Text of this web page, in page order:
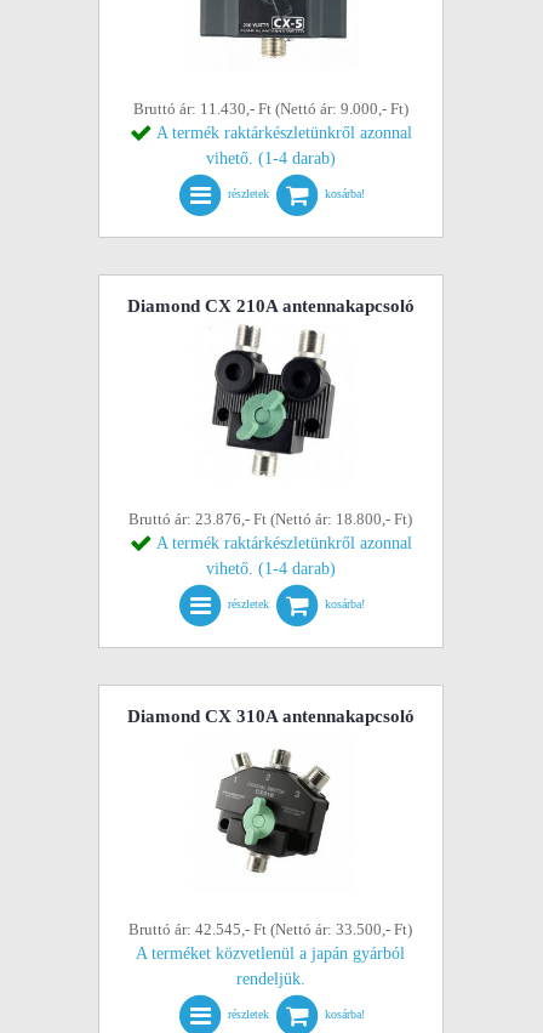
Bruttó ár: 11.430,- Ft (Nettó ár: 9.000,- Ft)
A termék raktárkészletünkről azonnal
vihető. (1-4 darab)
részletek kosárba!
Diamond CX 210A antennakapcsoló
Bruttó ár: 23.876,- Ft (Nettó ár: 18.800,- Ft)
A termék raktárkészletünkről azonnal
vihető. (1-4 darab)
részletek kosárba!
Diamond CX 310A antennakapcsoló
Bruttó ár: 42.545,- Ft (Nettó ár: 33.500,- Ft)
A terméket közvetlenül a japán gyárból
rendeljük.
részletek kosárba!